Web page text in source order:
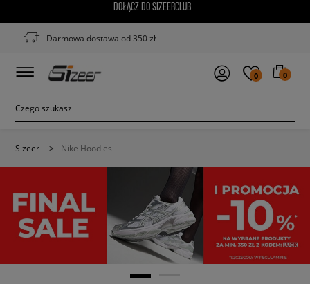
DOŁĄCZ DO SIZEERCLUB
Darmowa dostawa od 350 zł
0 0
Sizeer > Nike Hoodies